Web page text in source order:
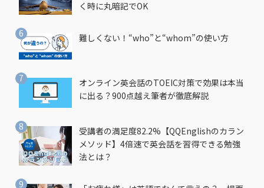
く時に丸暗記でOK
難しくない！“who”と“whom”の使い方
オンライン英会話のTOEIC対策で効果は本当
に出る？900点越え筆者が徹底解説
受講者の満足度82.2%【QQEnglishのカラン
メソッド】4倍速で英会話を習得できる勉強
法とは？